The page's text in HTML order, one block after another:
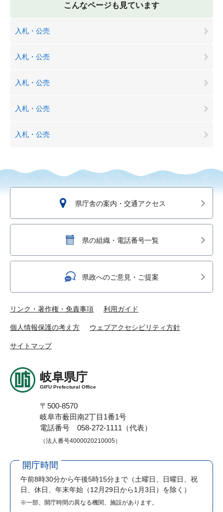
こんなページも見ています
入札・公売
入札・公売
入札・公売
入札・公売
入札・公売
県庁舎の案内・交通アクセス
県の組織・電話番号一覧
県政へのご意見・ご提案
リンク・著作権・免責事項 利用ガイド
個人情報保護の考え方 ウェブアクセシビリティ方針
サイトマップ
岐阜県庁
GIFU Prefectural Office
〒500-8570
岐阜市薮田南2丁目1番1号
電話番号 058-272-1111（代表）
（法人番号4000020210005）
開庁時間
午前8時30分から午後5時15分まで （土曜日、日曜日、祝
日、休日、年末年始（12月29日から1月3日）を除く）
※一部、開庁時間の異なる機関、施設があります。